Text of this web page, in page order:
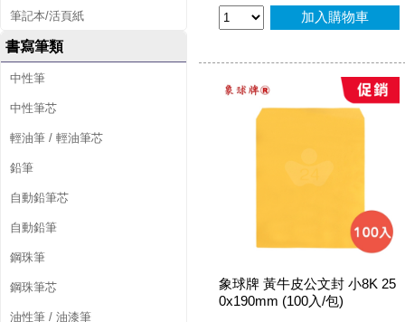
筆記本/活頁紙
書寫筆類
中性筆
中性筆芯
輕油筆 / 輕油筆芯
鉛筆
自動鉛筆芯
自動鉛筆
鋼珠筆
鋼珠筆芯
油性筆 / 油漆筆
加入購物車
象球牌 黃牛皮公文封 小8K 25
0x190mm (100入/包)